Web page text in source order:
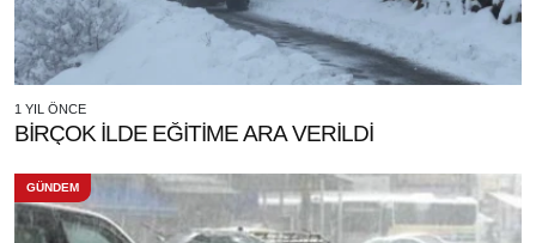
1 YIL ÖNCE
BİRÇOK İLDE EĞİTİME ARA VERİLDİ
GÜNDEM